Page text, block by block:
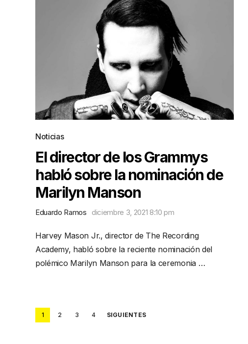
Noticias
El director de los Grammys
habló sobre la nominación de
Marilyn Manson
Eduardo Ramos diciembre 3, 2021 8:10 pm
Harvey Mason Jr., director de The Recording
Academy, habló sobre la reciente nominación del
polémico Marilyn Manson para la ceremonia …
Posts
1 2 3 4 SIGUIENTES